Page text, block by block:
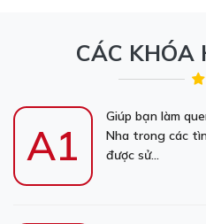
CÁC KHÓA
A1
Giúp bạn làm
Nha trong các
được sử...